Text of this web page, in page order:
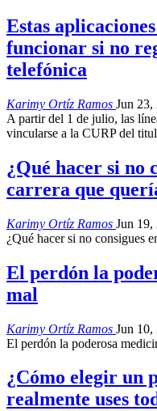
Estas
funcionar si no
telefónica
Karimy Ortíz Ramos Jun 23,
A partir del 1 de julio, las
vincularse a la CURP del
¿Qué hacer si no
carrera que
Karimy Ortíz Ramos Jun 19,
¿Qué hacer si no consigues
El perdón la
mal
Karimy Ortíz Ramos Jun 10,
El perdón la poderosa
¿Cómo elegir un
realmente uses